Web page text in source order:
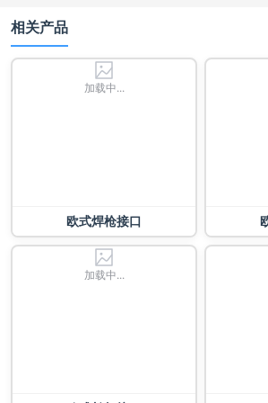
相关产品
加载中...
欧式焊枪接口
加载中...